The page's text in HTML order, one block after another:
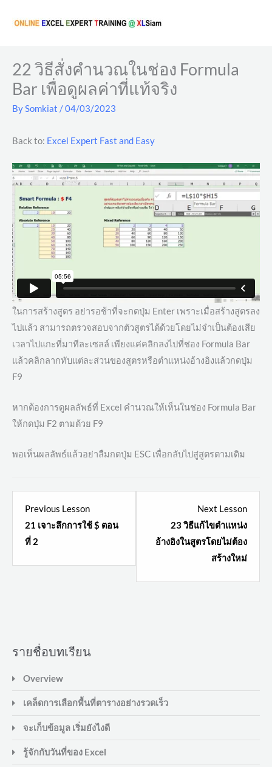
22 วิธีสั่งคำนวณในช่อง Formula
Bar เพื่อดูผลค่าที่แท้จริง
BySomkiat /04/03/2023
Back to: Excel Expert Fast and Easy
ในการสร้างสูตร อย่ารอช้าที่จะกดปุ่ม Enter เพราะเมื่อสร้างสูตรลง
ไปแล้ว สามารถตรวจสอบจากตัวสูตรได้ด้วยโดยไม่จำเป็นต้องเสีย
เวลาไปแกะที่มาทีละเซลล์ เพียงแค่คลิกลงไปที่ช่อง Formula Bar
แล้วคลิกลากทับแต่ละส่วนของสูตรหรือตำแหน่งอ้างอิงแล้วกดปุ่ม
F9
หากต้องการดูผลลัพธ์ที่ Excel คำนวณให้เห็นในช่อง Formula Bar
ให้กดปุ่ม F2 ตามด้วย F9
พอเห็นผลลัพธ์แล้วอย่าลืมกดปุ่ม ESC เพื่อกลับไปสู่สูตรตามเดิม
Previous Lesson
21 เจาะลึกการใช้ $ ตอน
ที่ 2
เครื่องหมาย
Next Lesson
23 วิธีแก้ไขตำแหน่ง
อ้างอิงในสูตรโดยไม่ต้อง
สร้างใหม่
5
within
เครื่อ
$
รายชื่อบทเรียน
Overview
เคล็ดการเลือกพื้นที่ตารางอย่างรวดเร็ว
จะเก็บข้อมูล เริ่มยังไงดี
รู้จักกับวันที่ของ Excel